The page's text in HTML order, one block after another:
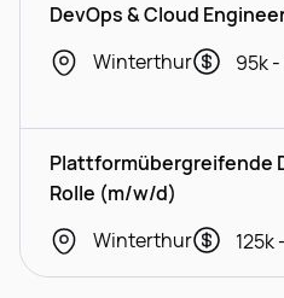
DevOps & Cloud
Winterthur
95k -
Plattformübergreifende
Rolle (m/w/d)
Winterthur
125k